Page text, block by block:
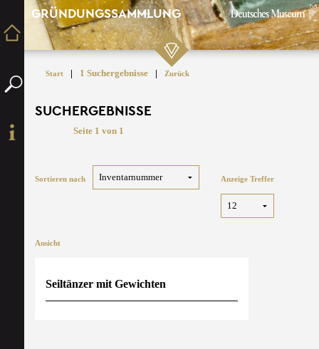
GRÜNDUNGSSAMMLUNG
Start | 1 Suchergebnisse | Zurück
SUCHERGEBNISSE
Seite 1 von 1
Sortieren nach Anzeige Treffer
Ansicht
Seiltänzer mit Gewichten